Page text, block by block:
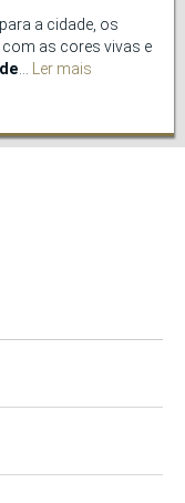
a cidade, os
as cores vivas e
. Encontrará
de exercício
Ler mais